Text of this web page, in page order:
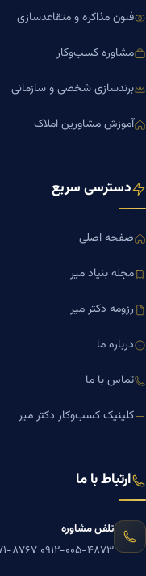
فنون مذاکره و متقاعدسازی
مشاوره کسب‌وکار
برندسازی شخصی و سازمانی
آموزش مشاورین املاک
دسترسی سریع
صفحه اصلی
مجله بنیاد میر
رزومه دکتر میر
درباره ما
تماس با ما
کلینیک کسب‌وکار دکتر میر
ارتباط با ما
تلفن مشاوره
۰۹۱۲-۰۰۵-۴۸۷۳ ۰۹۱۹-